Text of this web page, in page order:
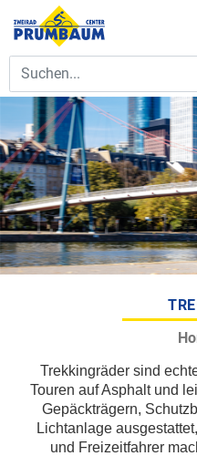
Trekkingräder sind
Touren auf Asphalt und
Gepäckträgern,
Lichtanlage
und Freizeitfahrer